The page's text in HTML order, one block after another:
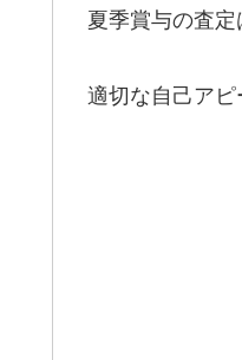
夏季賞与の査定
適切な自己ア